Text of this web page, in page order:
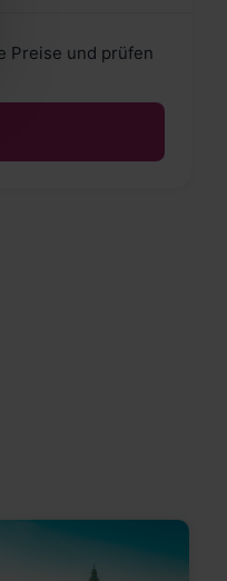
Preise und prüfen